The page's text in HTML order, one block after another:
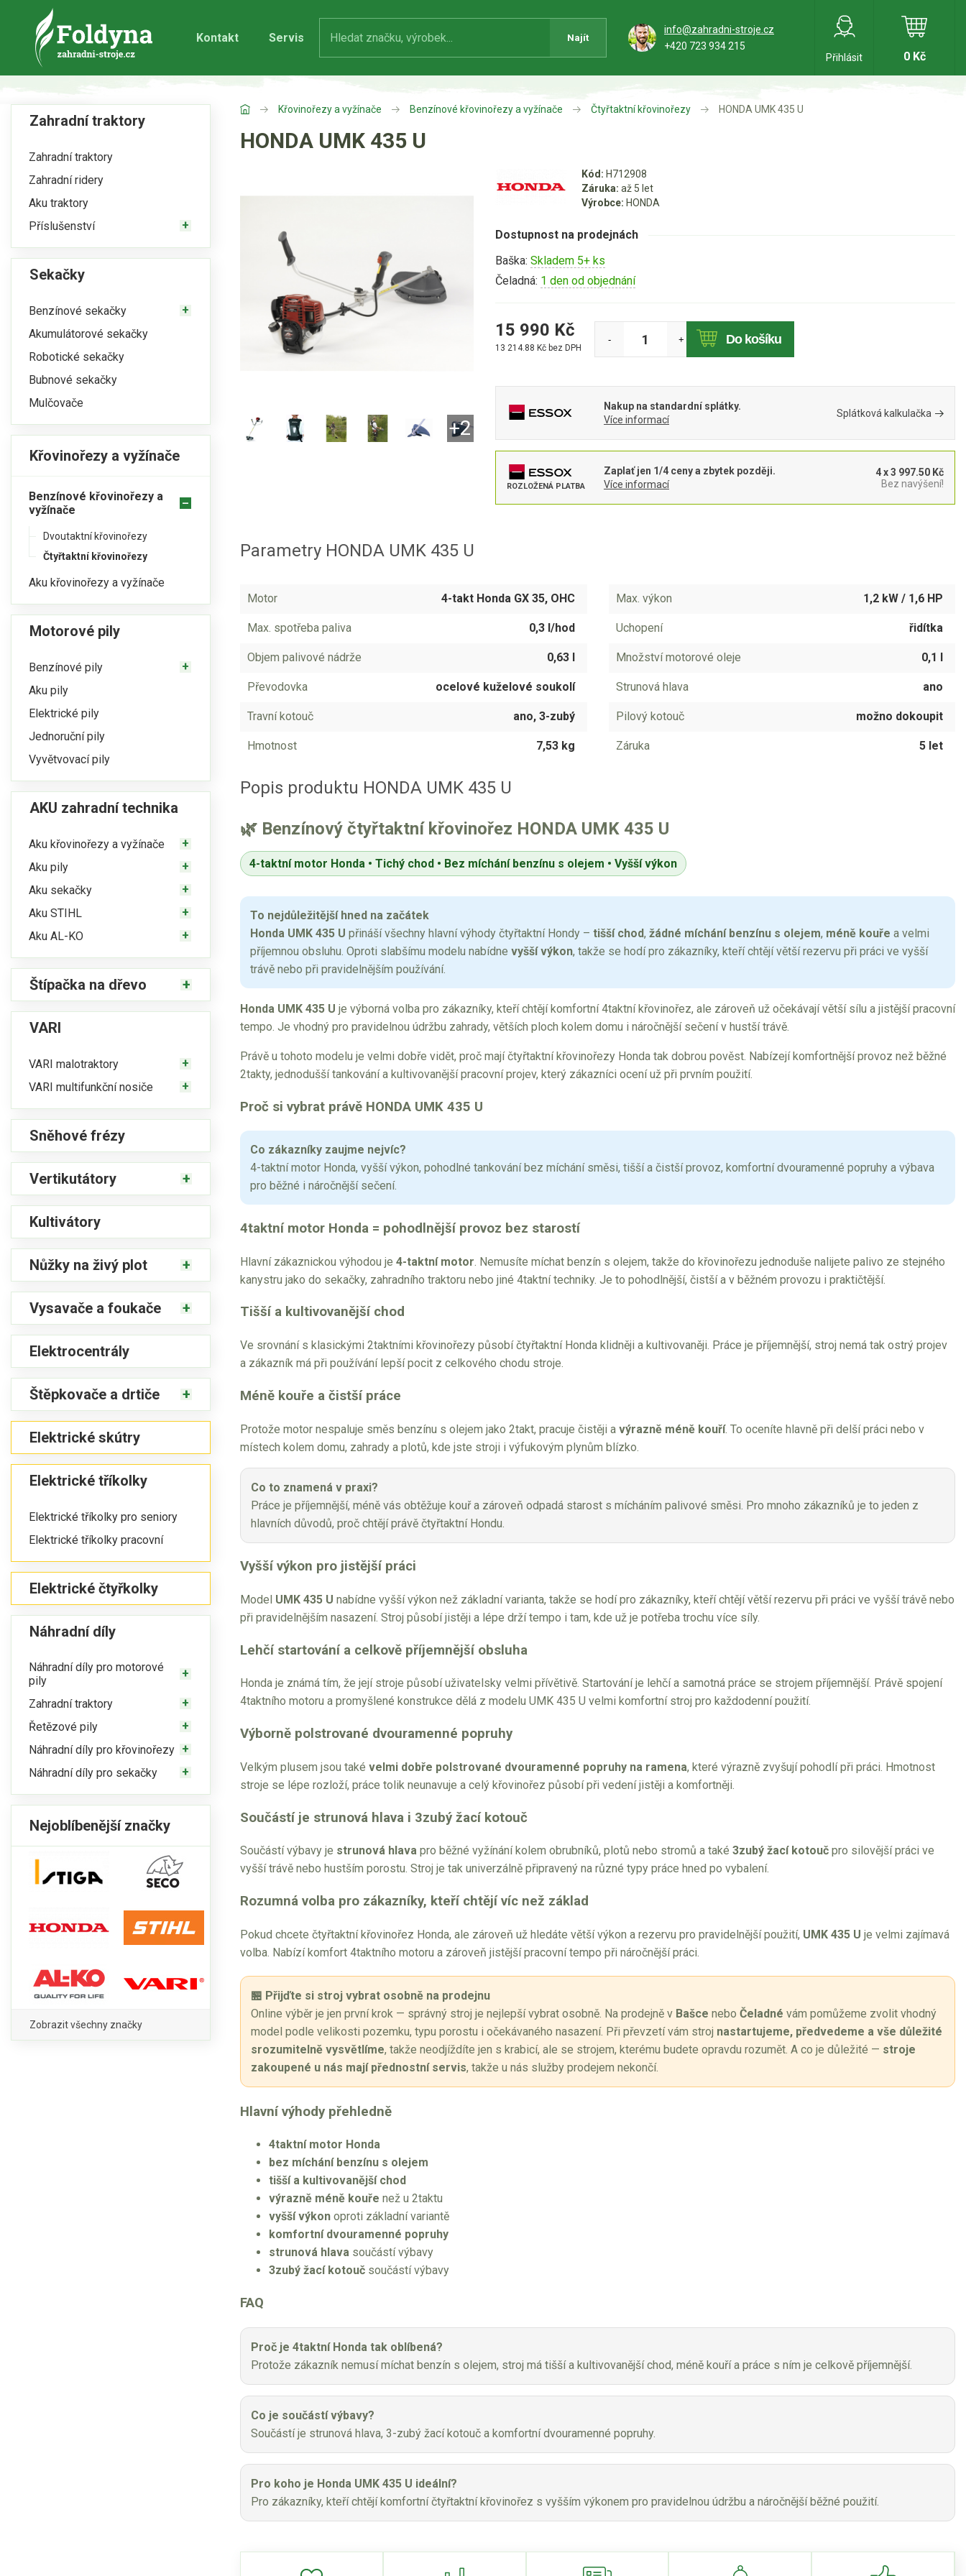
Kontakt Servis Najít
info@zahradni-stroje.cz
+420 723 934 215
Přihlásit
0 Kč
Zahradní traktory
Zahradní traktory
Zahradní ridery
Aku traktory
Příslušenství
Sekačky
Benzínové sekačky
Akumulátorové sekačky
Robotické sekačky
Bubnové sekačky
Mulčovače
Křovinořezy a vyžínače
Benzínové křovinořezy a
vyžínače
Dvoutaktní křovinořezy
Čtyřtaktní křovinořezy
Aku křovinořezy a vyžínače
Motorové pily
Benzínové pily
Aku pily
Elektrické pily
Jednoruční pily
Vyvětvovací pily
AKU zahradní technika
Aku křovinořezy a vyžínače
Aku pily
Aku sekačky
Aku STIHL
Aku AL-KO
Štípačka na dřevo
VARI
VARI malotraktory
VARI multifunkční nosiče
Sněhové frézy
Vertikutátory
Kultivátory
Nůžky na živý plot
Vysavače a foukače
Elektrocentrály
Štěpkovače a drtiče
Elektrické skútry
Elektrické tříkolky
Elektrické tříkolky pro seniory
Elektrické tříkolky pracovní
Elektrické čtyřkolky
Náhradní díly
Náhradní díly pro motorové
pily
Zahradní traktory
Řetězové pily
Náhradní díly pro křovinořezy
Náhradní díly pro sekačky
Nejoblíbenější značky
Zobrazit všechny značky
Křovinořezy a vyžínače Benzínové křovinořezy a vyžínače Čtyřtaktní křovinořezy HONDA UMK 435 U
HONDA UMK 435 U
Kód: H712908
Záruka: až 5 let
Výrobce: HONDA
Dostupnost na prodejnách
Baška: Skladem 5+ ks
Čeladná: 1 den od objednání
15 990 Kč
13 214.88 Kč bez DPH
- + Do košíku
Nakup na standardní splátky.
Více informací
Splátková kalkulačka
ROZLOŽENÁ PLATBA
Zaplať jen 1/4 ceny a zbytek později.
Více informací
4 x 3 997.50 Kč
Bez navýšení!
Parametry HONDA UMK 435 U
Motor 4-takt Honda GX 35, OHC Max. výkon 1,2 kW / 1,6 HP
Max. spotřeba paliva 0,3 l/hod Uchopení řidítka
Objem palivové nádrže 0,63 l Množství motorové oleje 0,1 l
Převodovka ocelové kuželové soukolí Strunová hlava ano
Travní kotouč ano, 3-zubý Pilový kotouč možno dokoupit
Hmotnost 7,53 kg Záruka 5 let
Popis produktu HONDA UMK 435 U
🌿 Benzínový čtyřtaktní křovinořez HONDA UMK 435 U
4-taktní motor Honda • Tichý chod • Bez míchání benzínu s olejem • Vyšší výkon
To nejdůležitější hned na začátek
Honda UMK 435 U přináší všechny hlavní výhody čtyřtaktní Hondy – tišší chod, žádné míchání benzínu s olejem, méně kouře a velmi
příjemnou obsluhu. Oproti slabšímu modelu nabídne vyšší výkon, takže se hodí pro zákazníky, kteří chtějí větší rezervu při práci ve vyšší
trávě nebo při pravidelnějším používání.
Honda UMK 435 U je výborná volba pro zákazníky, kteří chtějí komfortní 4taktní křovinořez, ale zároveň už očekávají větší sílu a jistější pracovní
tempo. Je vhodný pro pravidelnou údržbu zahrady, větších ploch kolem domu i náročnější sečení v hustší trávě.
Právě u tohoto modelu je velmi dobře vidět, proč mají čtyřtaktní křovinořezy Honda tak dobrou pověst. Nabízejí komfortnější provoz než běžné
2takty, jednodušší tankování a kultivovanější pracovní projev, který zákazníci ocení už při prvním použití.
Proč si vybrat právě HONDA UMK 435 U
Co zákazníky zaujme nejvíc?
4-taktní motor Honda, vyšší výkon, pohodlné tankování bez míchání směsi, tišší a čistší provoz, komfortní dvouramenné popruhy a výbava
pro běžné i náročnější sečení.
4taktní motor Honda = pohodlnější provoz bez starostí
Hlavní zákaznickou výhodou je 4-taktní motor . Nemusíte míchat benzín s olejem, takže do křovinořezu jednoduše nalijete palivo ze stejného
kanystru jako do sekačky, zahradního traktoru nebo jiné 4taktní techniky. Je to pohodlnější, čistší a v běžném provozu i praktičtější.
Tišší a kultivovanější chod
Ve srovnání s klasickými 2taktními křovinořezy působí čtyřtaktní Honda klidněji a kultivovaněji. Práce je příjemnější, stroj nemá tak ostrý projev
a zákazník má při používání lepší pocit z celkového chodu stroje.
Méně kouře a čistší práce
Protože motor nespaluje směs benzínu s olejem jako 2takt, pracuje čistěji a výrazně méně kouří. To oceníte hlavně při delší práci nebo v
místech kolem domu, zahrady a plotů, kde jste stroji i výfukovým plynům blízko.
Co to znamená v praxi?
Práce je příjemnější, méně vás obtěžuje kouř a zároveň odpadá starost s mícháním palivové směsi. Pro mnoho zákazníků je to jeden z
hlavních důvodů, proč chtějí právě čtyřtaktní Hondu.
Vyšší výkon pro jistější práci
Model UMK 435 U nabídne vyšší výkon než základní varianta, takže se hodí pro zákazníky, kteří chtějí větší rezervu při práci ve vyšší trávě nebo
při pravidelnějším nasazení. Stroj působí jistěji a lépe drží tempo i tam, kde už je potřeba trochu více síly.
Lehčí startování a celkově příjemnější obsluha
Honda je známá tím, že její stroje působí uživatelsky velmi přívětivě. Startování je lehčí a samotná práce se strojem příjemnější. Právě spojení
4taktního motoru a promyšlené konstrukce dělá z modelu UMK 435 U velmi komfortní stroj pro každodenní použití.
Výborně polstrované dvouramenné popruhy
Velkým plusem jsou také velmi dobře polstrované dvouramenné popruhy na ramena, které výrazně zvyšují pohodlí při práci. Hmotnost
stroje se lépe rozloží, práce tolik neunavuje a celý křovinořez působí při vedení jistěji a komfortněji.
Součástí je strunová hlava i 3zubý žací kotouč
Součástí výbavy je strunová hlava pro běžné vyžínání kolem obrubníků, plotů nebo stromů a také 3zubý žací kotouč pro silovější práci ve
vyšší trávě nebo hustším porostu. Stroj je tak univerzálně připravený na různé typy práce hned po vybalení.
Rozumná volba pro zákazníky, kteří chtějí víc než základ
Pokud chcete čtyřtaktní křovinořez Honda, ale zároveň už hledáte větší výkon a rezervu pro pravidelnější použití, UMK 435 U je velmi zajímavá
volba. Nabízí komfort 4taktního motoru a zároveň jistější pracovní tempo při náročnější práci.
🏪 Přijďte si stroj vybrat osobně na prodejnu
Online výběr je jen první krok — správný stroj je nejlepší vybrat osobně. Na prodejně v Bašce nebo Čeladné vám pomůžeme zvolit vhodný
model podle velikosti pozemku, typu porostu i očekávaného nasazení. Při převzetí vám stroj nastartujeme, předvedeme a vše důležité
srozumitelně vysvětlíme, takže neodjíždíte jen s krabicí, ale se strojem, kterému budete opravdu rozumět. A co je důležité — stroje
zakoupené u nás mají přednostní servis, takže u nás služby prodejem nekončí.
Hlavní výhody přehledně
4taktní motor Honda
bez míchání benzínu s olejem
tišší a kultivovanější chod
výrazně méně kouře než u 2taktu
vyšší výkon oproti základní variantě
komfortní dvouramenné popruhy
strunová hlava součástí výbavy
3zubý žací kotouč součástí výbavy
FAQ
Proč je 4taktní Honda tak oblíbená?
Protože zákazník nemusí míchat benzín s olejem, stroj má tišší a kultivovanější chod, méně kouří a práce s ním je celkově příjemnější.
Co je součástí výbavy?
Součástí je strunová hlava, 3-zubý žací kotouč a komfortní dvouramenné popruhy.
Pro koho je Honda UMK 435 U ideální?
Pro zákazníky, kteří chtějí komfortní čtyřtaktní křovinořez s vyšším výkonem pro pravidelnou údržbu a náročnější běžné použití.